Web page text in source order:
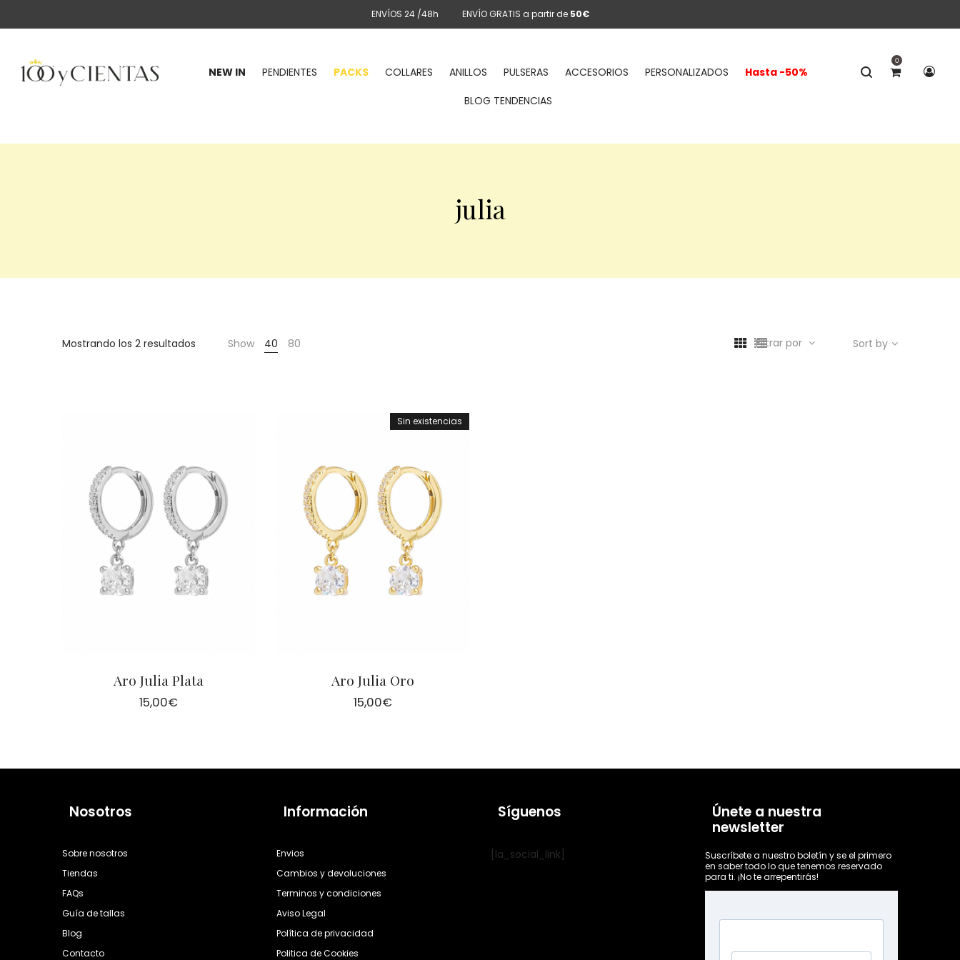
ENVÍOS 24 /48h ENVÍO GRATIS a partir de 50€
0
NEW IN PENDIENTES PACKS COLLARES ANILLOS PULSERAS ACCESORIOS PERSONALIZADOS
Hasta -50%
BLOG TENDENCIAS
julia
Mostrando los 2 resultados Show 40 80 Sort by
Filtrar por
Aro Julia Plata
15,00€
Sin existencias
Aro Julia Oro
15,00€
Nosotros
Sobre nosotros
Tiendas
FAQs
Guía de tallas
Blog
Contacto
Información
Envios
Cambios y devoluciones
Terminos y condiciones
Aviso Legal
Política de privacidad
Politica de Cookies
Síguenos
[la_social_link]
Únete a nuestra
newsletter
Suscríbete a nuestro boletín y se el primero
en saber todo lo que tenemos reservado
para ti. ¡No te arrepentirás!